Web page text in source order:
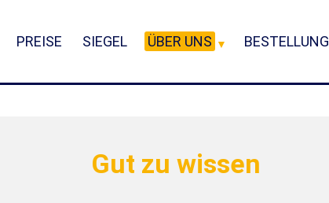
PREISE SIEGEL ÜBER UNS BESTELLUNG
Gut zu wissen